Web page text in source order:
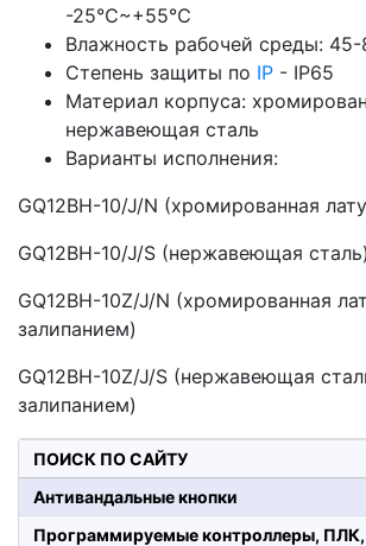
-25℃~+55℃
Влажность рабочей среды: 45-
Степень защиты по IP - IP65
Материал корпуса:
нержавеющая сталь
Варианты исполнения:
GQ12BH-10/J/N (хромированная
GQ12BH-10/J/S (нержавеющая сталь)
GQ12BH-10Z/J/N (хромированная
залипанием)
GQ12BH-10Z/J/S (нержавеющая
залипанием)
ПОИСК ПО САЙТУ
Антивандальные кнопки
Программируемые контроллеры, ПЛК,